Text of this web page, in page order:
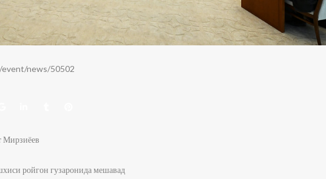
news/50502
Мирзиёев
ройгон гузаронида мешавад